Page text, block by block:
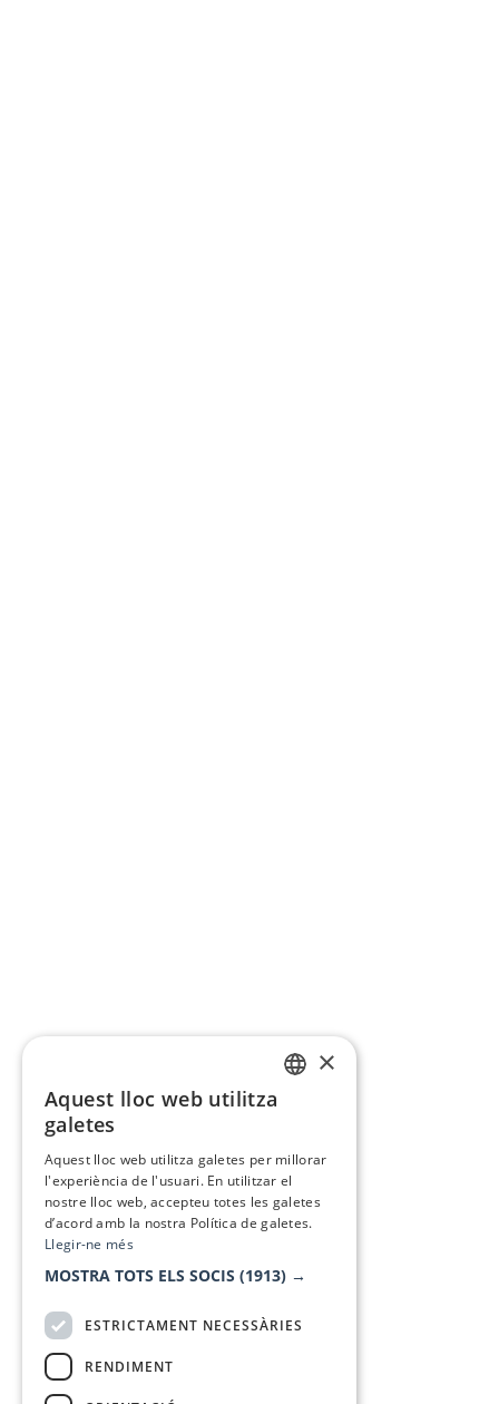
×
Aquest lloc web utilitza
galetes
Aquest lloc web utilitza galetes per millorar
l'experiència de l'usuari. En utilitzar el
nostre lloc web, accepteu totes les galetes
d’acord amb la nostra Política de galetes.
Llegir-ne més
MOSTRA TOTS ELS SOCIS (1913) →
ESTRICTAMENT NECESSÀRIES
RENDIMENT